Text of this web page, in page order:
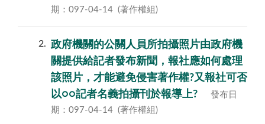
期：097-04-14 (著作權組)
2
政府機關的公關人員所拍攝照片由政府機
關提供給記者發布新聞，報社應如何處理
該照片，才能避免侵害著作權?又報社可否
以○○記者名義拍攝刊於報導上?
發布日
期：097-04-14 (著作權組)